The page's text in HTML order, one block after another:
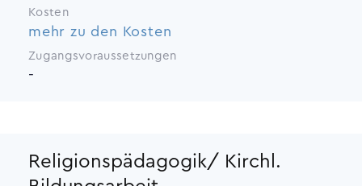
Kosten
mehr zu den Kosten
Zugangsvoraussetzungen
-
Religionspädagogik/ Kirchl.